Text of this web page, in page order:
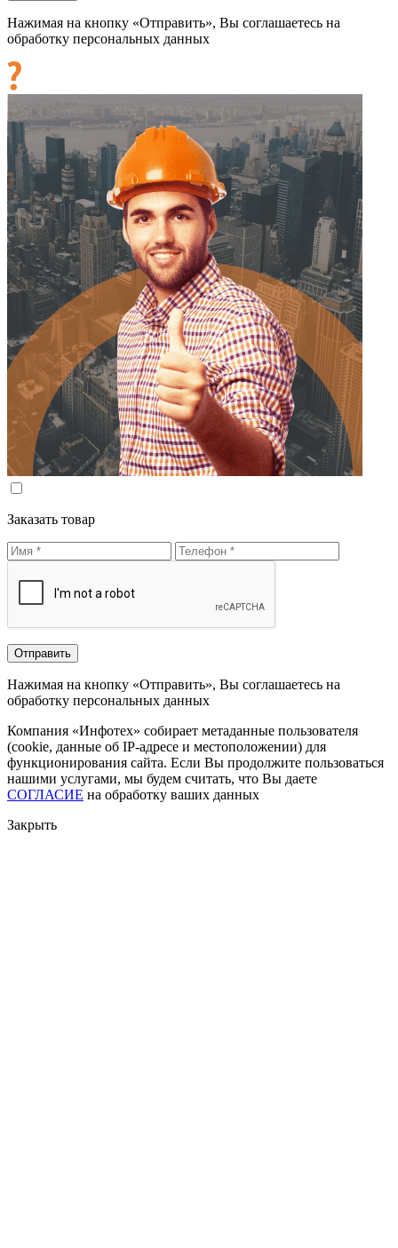
Нажимая на кнопку «Отправить», Вы соглашаетесь на
обработку персональных данных
Заказать товар
Нажимая на кнопку «Отправить», Вы соглашаетесь на
обработку персональных данных
Компания «Инфотех» собирает метаданные пользователя
(cookie, данные об IP-адресе и местоположении) для
функционирования сайта. Если Вы продолжите пользоваться
нашими услугами, мы будем считать, что Вы даете
СОГЛАСИЕ на обработку ваших данных
Закрыть